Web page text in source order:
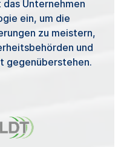
Unternehmen
ein, um die
zu meistern,
und
gegenüberstehen.